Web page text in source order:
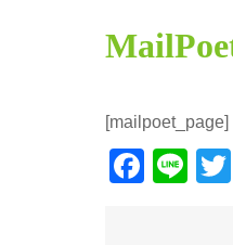
[mailpoet_page]